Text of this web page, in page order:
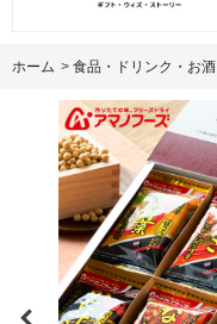
ホーム > 食品・ドリンク・お酒